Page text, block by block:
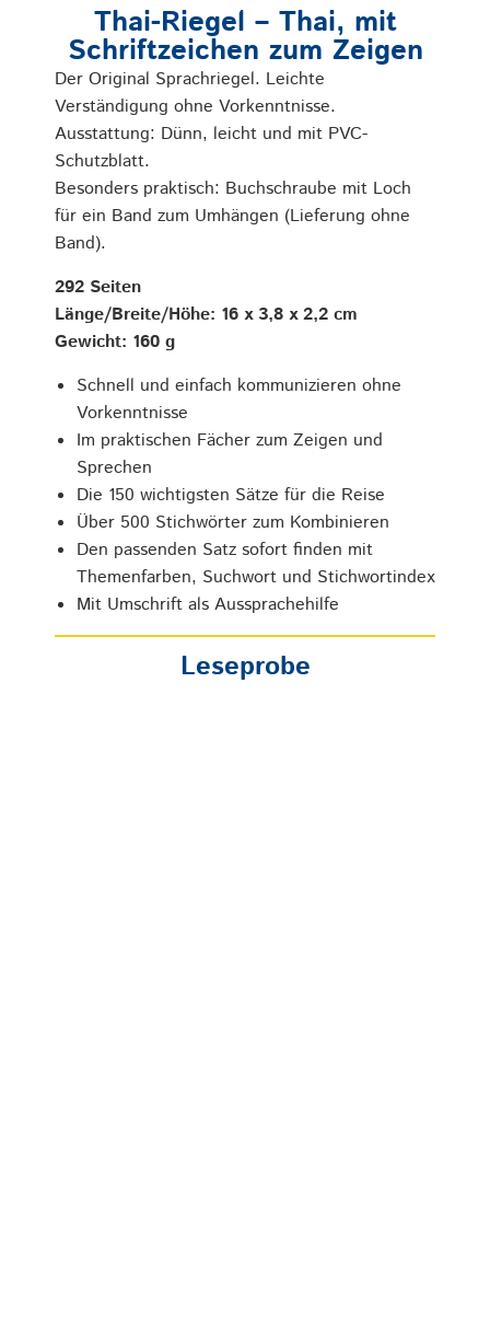
Thai-Riegel – Thai, mit
Schriftzeichen zum Zeigen
Der Original Sprachriegel. Leichte
Verständigung ohne Vorkenntnisse.
Ausstattung: Dünn, leicht und mit PVC-
Schutzblatt.
Besonders praktisch: Buchschraube mit Loch
für ein Band zum Umhängen (Liefer­ung ohne
Band).
292 Seiten
Länge/Breite/Höhe: 16 x 3,8 x 2,2 cm
Gewicht: 160 g
Schnell und einfach kommu­nizieren ohne
Vorkenntnisse
Im praktischen Fächer zum Zeigen und
Sprechen
Die 150 wichtigsten Sätze für die Reise
Über 500 Stichwörter zum Kom­bi­nieren
Den passenden Satz sofort finden mit
Themenfarben, Suchwort und Stichwortindex
Mit Umschrift als Aus­sprachehilfe
Leseprobe